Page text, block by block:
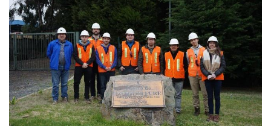
Transparencia activa
Canales de denuncia
Proveedores
Acceso trabajadores/as